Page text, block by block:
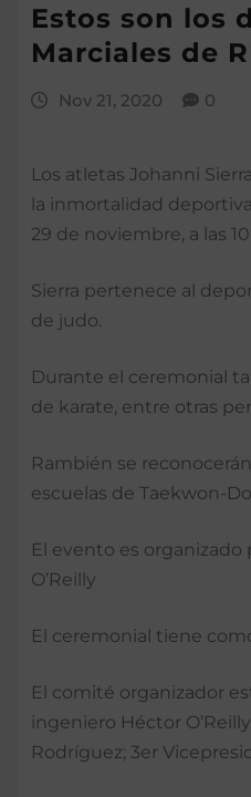
Estos son los
Marciales de
Nov 21, 2020 0
Los atletas Johanni
la inmortalidad
29 de noviembre, a las
Sierra pertenece al
de judo.
Durante el ceremonial
de karate, entre otras
Rambién se
escuelas de Taekwon-
El evento es
O’Reilly
El ceremonial tiene
El comité organizador
ingeniero Héctor
Rodríguez; 3er